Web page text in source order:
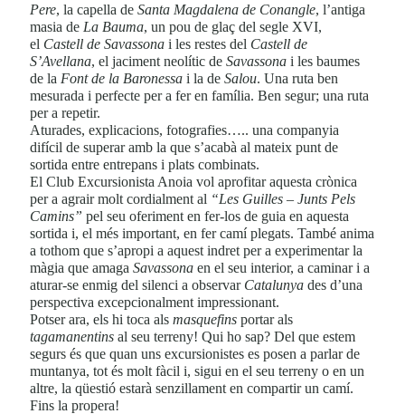
Pere, la capella deSanta Magdalena de Conangle, l’antiga
masia de La Bauma, un pou de glaç del segle XVI,
el Castell de Savassona i les restes del Castell de
S’Avellana, el jaciment neolític deSavassonai les baumes
de la Font de la Baronessa i la deSalou. Una ruta ben
mesurada i perfecte per a fer en família. Ben segur; una ruta
per a repetir.
Aturades, explicacions, fotografies….. una companyia
difícil de superar amb la que s’acabà al mateix punt de
sortida entre entrepans i plats combinats.
El Club Excursionista Anoia vol aprofitar aquesta crònica
per a agrair molt cordialment al “Les Guilles – Junts Pels
Camins”pel seu oferiment en fer-los de guia en aquesta
sortida i, el més important, en fer camí plegats. També anima
a tothom que s’apropi a aquest indret per a experimentar la
màgia que amagaSavassona en el seu interior, a caminar i a
aturar-se enmig del silenci a observar Catalunya des d’una
perspectiva excepcionalment impressionant.
Potser ara, els hi toca alsmasquefins portar als
tagamanentins al seu terreny! Qui ho sap? Del que estem
segurs és que quan uns excursionistes es posen a parlar de
muntanya, tot és molt fàcil i, sigui en el seu terreny o en un
altre, la qüestió estarà senzillament en compartir un camí.
Fins la propera!